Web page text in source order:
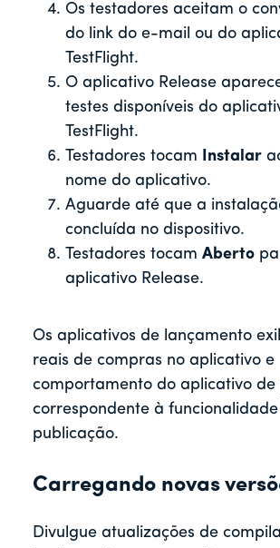
Os testadores aceitam o
do link do e-mail ou do
TestFlight.
O aplicativo Release
testes disponíveis do
TestFlight.
Testadores tocam Instalar
nome do aplicativo.
Aguarde até que a
concluída no dispositivo.
Testadores tocam Aberto
aplicativo Release.
Os aplicativos de lançamento
reais de compras no aplicativo e
comportamento do aplicativo de
correspondente à
publicação.
Carregando novas
Divulgue atualizações de